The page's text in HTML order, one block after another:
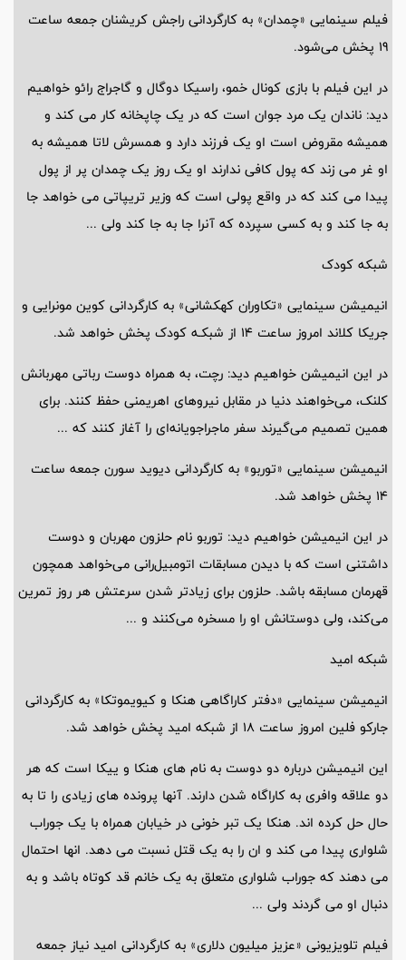
فیلم سینمایی «چمدان» به کارگردانی راجش کریشنان جمعه ساعت
19 پخش می‌شود.
در این فیلم با بازی کونال خمو، راسیکا دوگال و گاجراج رائو خواهیم
دید: ناندان یک مرد جوان است که در یک چاپخانه کار می کند و
همیشه مقروض است او یک فرزند دارد و همسرش لاتا همیشه به
او غر می زند که پول کافی ندارند او یک روز یک چمدان پر از پول
پیدا می کند که در واقع پولی است که وزیر تریپاتی می خواهد جا
به جا کند و به کسی سپرده که آنرا جا به جا کند ولی ...
شبکه کودک
انیمیشن سینمایی «تکاوران کهکشانی» به کارگردانی کوین مونرایی و
جریکا کلاند امروز ساعت 14 از شبکـه کودک پخش خواهد شد.
در این انیمیشن خواهیم دید: رچت، به همراه دوست رباتی مهربانش
کلنک، می‌خواهند دنیا در مقابل نیروهای اهریمنی حفظ کنند. برای
همین تصمیم می‌گیرند سفر ماجراجویانه‌ای را آغاز کنند که ...
انیمیشن سینمایی «توربو» به کارگردانی دیوید سورن جمعه ساعت
14 پخش خواهد شد.
در این انیمیشن خواهیم دید: توربو نام حلزون مهربان و دوست
داشتنی است که با دیدن مسابقات اتومبیل‌رانی می‌خواهد همچون
قهرمان مسابقه باشد. حلزون برای زیادتر شدن سرعتش هر روز تمرین
می‌کند، ولی دوستانش او را مسخره می‌کنند و ...
شبکه امید
انیمیشن سینمایی «دفتر کاراگاهی هنکا و کیویموتکا» به کارگردانی
جارکو فلین امروز ساعت 18 از شبکه امید پخش خواهد شد.
این انیمیشن درباره دو دوست به نام های هنکا و ییکا است که هر
دو علاقه وافری به کاراگاه شدن دارند. آنها پرونده های زیادی را تا به
حال حل کرده اند. هنکا یک تبر خونی در خیابان همراه با یک جوراب
شلواری پیدا می کند و ان را به یک قتل نسبت می دهد. انها احتمال
می دهند که جوراب شلواری متعلق به یک خانم قد کوتاه باشد و به
دنبال او می گردند ولی ...
فیلم تلویزیونی «عزیز میلیون دلاری» به کارگردانی امید نیاز جمعه